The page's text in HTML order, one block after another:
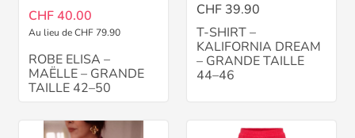
CHF 40.00
Au lieu de CHF 79.90
ROBE ELISA –
MAËLLE – GRANDE
TAILLE 42–50
CHF 39.90
T-SHIRT –
KALIFORNIA DREAM
– GRANDE TAILLE
44–46